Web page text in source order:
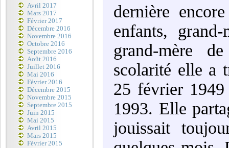
Avril 2017
Mars 2017
Février 2017
Décembre 2016
Novembre 2016
Octobre 2016
Septembre 2016
Août 2016
Juillet 2016
Mai 2016
Février 2016
Décembre 2015
Novembre 2015
Septembre 2015
Juin 2015
Mai 2015
Avril 2015
Mars 2015
Février 2015
dernière
enfants,
grand-mère
scolarité elle a
25 février 1949
1993. Elle
jouissait